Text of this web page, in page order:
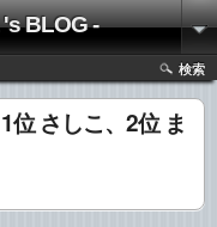
BLOG -
検索
位 さしこ、2位 ま